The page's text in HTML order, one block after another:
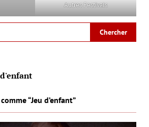
Autres Festivals
“Jeu d’enfant”